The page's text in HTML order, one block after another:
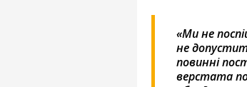
«Ми не
не
повинні
верстата